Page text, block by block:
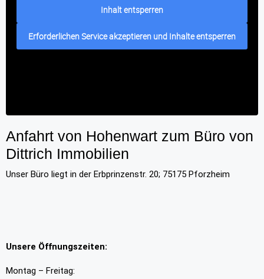
Inhalt entsperren
Erforderlichen Service akzeptieren und Inhalte entsperren
Anfahrt von Hohenwart zum Büro von
Dittrich Immobilien
Unser Büro liegt in der Erbprinzenstr. 20; 75175 Pforzheim
Unsere Öffnungszeiten:
Montag – Freitag: